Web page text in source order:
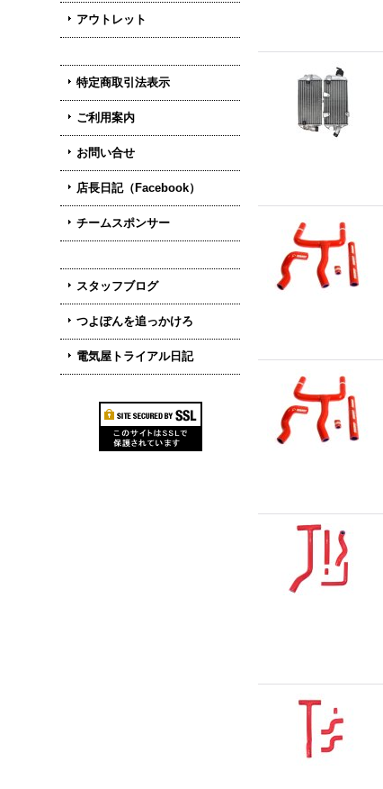
アウトレット
特定商取引法表示
ご利用案内
お問い合せ
店長日記（Facebook）
チームスポンサー
スタッフブログ
つよぽんを追っかけろ
電気屋トライアル日記